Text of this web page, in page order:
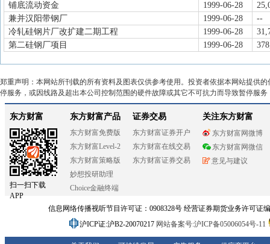
铺底流动资金
1999-06-28
兼并汉阳带钢厂
1999-06-28
--
冷轧硅钢片厂改扩建二期工程
1999-06-28
第二硅钢厂项目
1999-06-28
郑重声明：本网站所刊载的所有资料及图表仅供参考使用。投资者依据本网站提供
停服务，或因线路及超出本公司控制范围的硬件故障或其它不可抗力而导致暂停服